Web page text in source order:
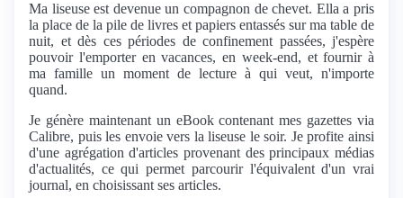
Ma liseuse est devenue un compagnon de chevet. Ella a pris
la place de la pile de livres et papiers entassés sur ma table de
nuit, et dès ces périodes de confinement passées, j'espère
pouvoir l'emporter en vacances, en week-end, et fournir à
ma famille un moment de lecture à qui veut, n'importe
quand.
Je génère maintenant un eBook contenant mes gazettes via
Calibre, puis les envoie vers la liseuse le soir. Je profite ainsi
d'une agrégation d'articles provenant des principaux médias
d'actualités, ce qui permet parcourir l'équivalent d'un vrai
journal, en choisissant ses articles.